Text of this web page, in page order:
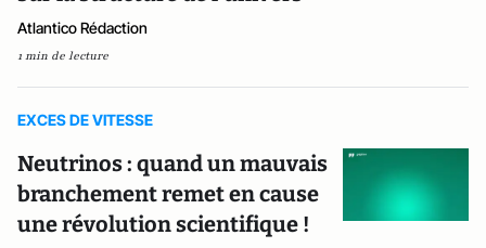
Atlantico Rédaction
1 min de lecture
EXCES DE VITESSE
Neutrinos : quand un mauvais
branchement remet en cause
une révolution scientifique !